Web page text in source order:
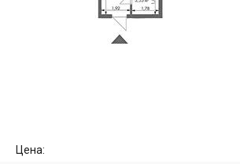
Цена: